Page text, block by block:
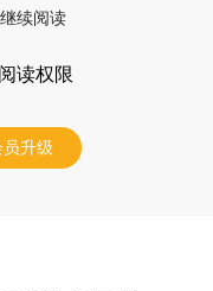
续阅读
读权限
升级